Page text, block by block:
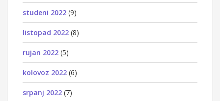
studeni 2022 (9)
listopad 2022 (8)
rujan 2022 (5)
kolovoz 2022 (6)
srpanj 2022 (7)